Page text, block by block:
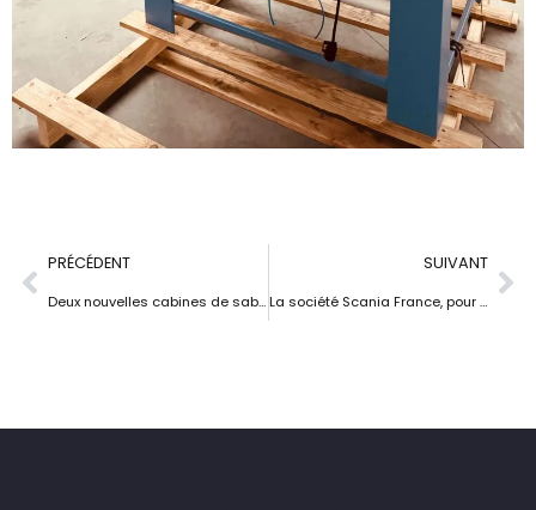
PRÉCÉDENT
Deux nouvelles cabines de sablage pour les futurs maîtres verriers du lycée Lucas de Nehou
SUIVANT
La société Scania France, pour sa succursale Scania Bourgogne, a choisi notre cabine de sablage Hoggar 1500 GV